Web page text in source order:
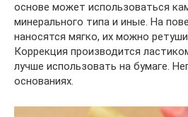
основе может использоваться
минерального типа и иные. На
наносятся мягко, их можно
Коррекция производится
лучше использовать на бумаге.
основаниях.